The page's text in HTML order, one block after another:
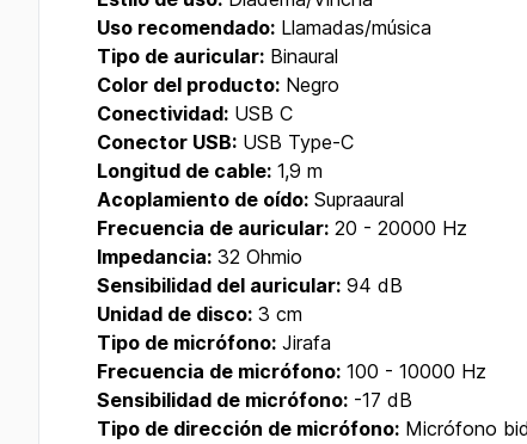
Uso recomendado: Llamadas/música
Tipo de auricular: Binaural
Color del producto: Negro
Conectividad: USB C
Conector USB: USB Type-C
Longitud de cable: 1,9 m
Acoplamiento de oído: Supraaural
Frecuencia de auricular: 20 - 20000 Hz
Impedancia: 32 Ohmio
Sensibilidad del auricular: 94 dB
Unidad de disco: 3 cm
Tipo de micrófono: Jirafa
Frecuencia de micrófono: 100 - 10000 Hz
Sensibilidad de micrófono: -17 dB
Tipo de dirección de micrófono: Micrófono